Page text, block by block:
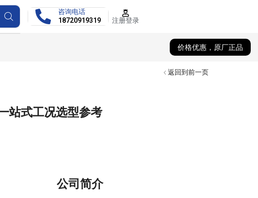
咨询电话
18720919319
注册登录
价格优惠，原厂正品
返回到前一页
站式工况选型参考
公司简介